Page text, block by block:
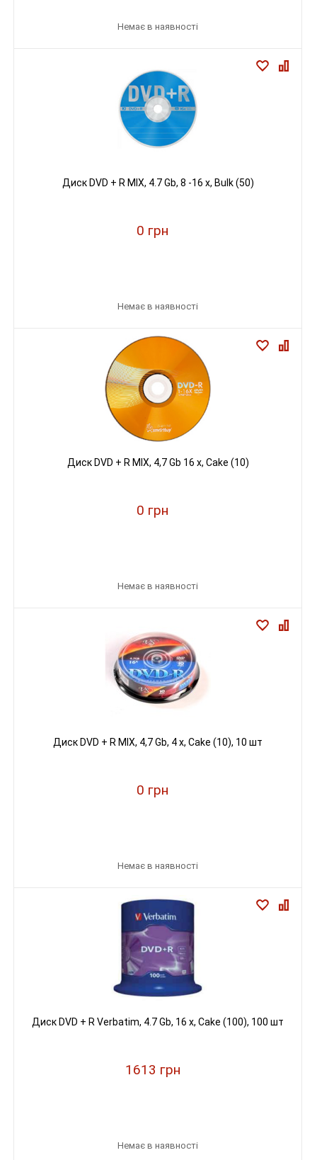
Немає в наявності
Диск DVD + R MIX, 4.7 Gb, 8 -16 х, Вulk (50)
0 грн
Немає в наявності
Диск DVD + R MIX, 4,7 Gb 16 x, Cake (10)
0 грн
Немає в наявності
Диск DVD + R MIX, 4,7 Gb, 4 х, Cake (10), 10 шт
0 грн
Немає в наявності
Диск DVD + R Verbatim, 4.7 Gb, 16 х, Cake (100), 100 шт
1613 грн
Немає в наявності